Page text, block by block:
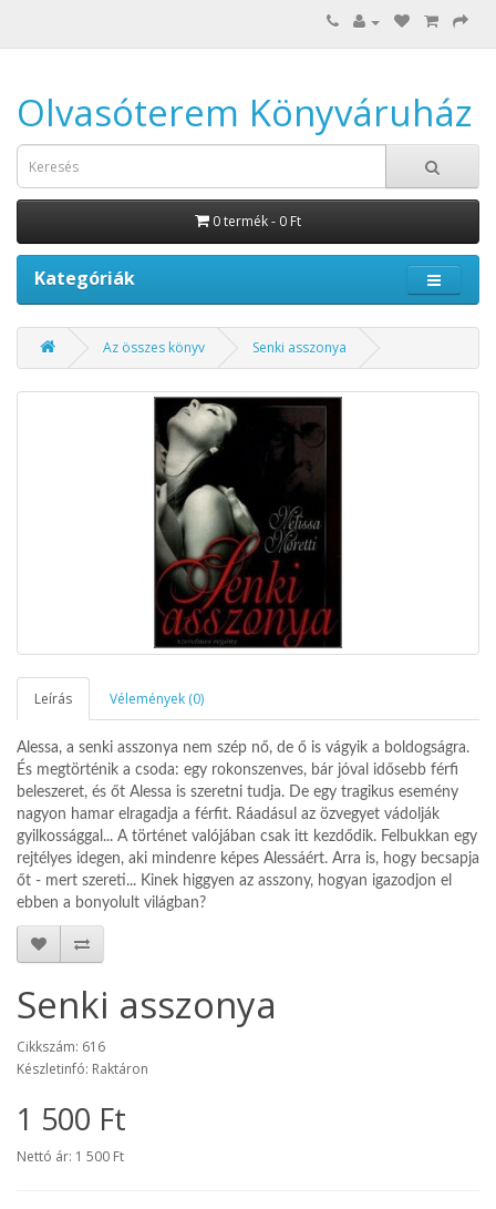
Olvasóterem Könyváruház
0 termék - 0 Ft
Kategóriák
Az összes könyv Senki asszonya
Leírás Vélemények (0)
Alessa, a senki asszonya nem szép nő, de ő is vágyik a boldogságra.
És megtörténik a csoda: egy rokonszenves, bár jóval idősebb férfi
beleszeret, és őt Alessa is szeretni tudja. De egy tragikus esemény
nagyon hamar elragadja a férfit. Ráadásul az özvegyet vádolják
gyilkossággal... A történet valójában csak itt kezdődik. Felbukkan egy
rejtélyes idegen, aki mindenre képes Alessáért. Arra is, hogy becsapja
őt - mert szereti... Kinek higgyen az asszony, hogyan igazodjon el
ebben a bonyolult világban?
Senki asszonya
Cikkszám: 616
Készletinfó: Raktáron
1 500 Ft
Nettó ár: 1 500 Ft